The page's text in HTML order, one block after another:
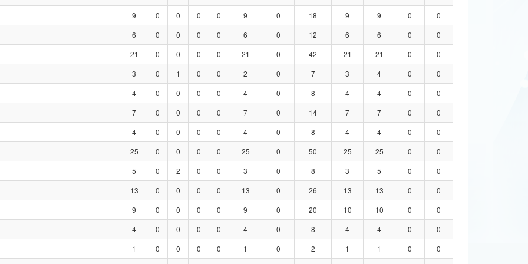
9
0 0 0 0 9 0 18 9 9 0
0
6
0 0 0 0 6 0 12 6 6 0
0
21
0 0 0 0 21 0 42 21 21 0
0
3
0 1 0 0 2 0 7 3 4 0
0
4
0 0 0 0 4 0 8 4 4 0
0
7
0 0 0 0 7 0 14 7 7 0
0
4
0 0 0 0 4 0 8 4 4 0
0
25
0 0 0 0 25 0 50 25 25 0
0
5
0 2 0 0 3 0 8 3 5 0
0
13
0 0 0 0 13 0 26 13 13 0
0
9
0 0 0 0 9 0 20 10 10 0
0
4
0 0 0 0 4 0 8 4 4 0
0
1
0 0 0 0 1 0 2 1 1 0
0